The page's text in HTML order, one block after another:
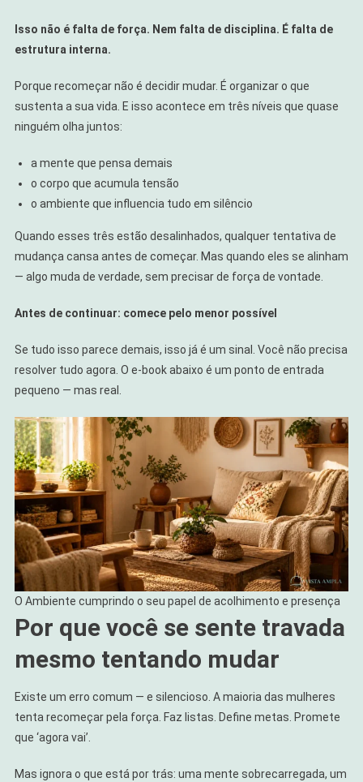
Isso não é falta de força. Nem falta de disciplina. É falta de
estrutura interna.
Porque recomeçar não é decidir mudar. É organizar o que
sustenta a sua vida. E isso acontece em três níveis que quase
ninguém olha juntos:
a mente que pensa demais
o corpo que acumula tensão
o ambiente que influencia tudo em silêncio
Quando esses três estão desalinhados, qualquer tentativa de
mudança cansa antes de começar. Mas quando eles se alinham
— algo muda de verdade, sem precisar de força de vontade.
Antes de continuar: comece pelo menor possível
Se tudo isso parece demais, isso já é um sinal. Você não precisa
resolver tudo agora. O e-book abaixo é um ponto de entrada
pequeno — mas real.
O Ambiente cumprindo o seu papel de acolhimento e presença
Por que você se sente travada
mesmo tentando mudar
Existe um erro comum — e silencioso. A maioria das mulheres
tenta recomeçar pela força. Faz listas. Define metas. Promete
que ‘agora vai’.
Mas ignora o que está por trás: uma mente sobrecarregada, um